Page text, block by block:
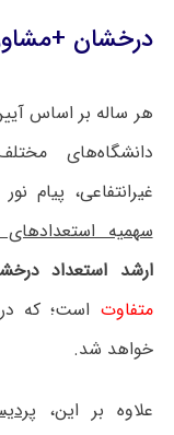
درخشان
هر ساله بر اساس
دانشگاه‌های
غیرانتفاعی، پیام
سهمیه
ارشد استعداد
متفاوت است؛ که
خواهد شد.
علاوه بر این، پ